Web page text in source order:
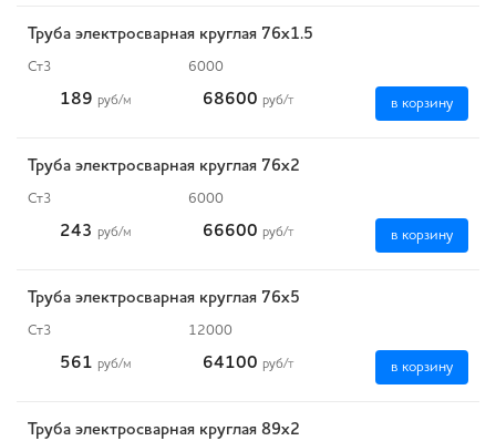
Труба электросварная круглая 76х1.5
Ст3 6000
189 руб/м 68600 руб/т в корзину
Труба электросварная круглая 76х2
Ст3 6000
243 руб/м 66600 руб/т в корзину
Труба электросварная круглая 76х5
Ст3 12000
561 руб/м 64100 руб/т в корзину
Труба электросварная круглая 89х2